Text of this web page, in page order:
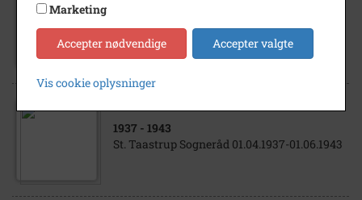
Ugerløse Smedje, Østrupvej 124
1937 - 1943
St. Taastrup Sogneråd 01.04.1937-01.06.1943
Marketing
Accepter nødvendige Accepter valgte
Vis cookie oplysninger